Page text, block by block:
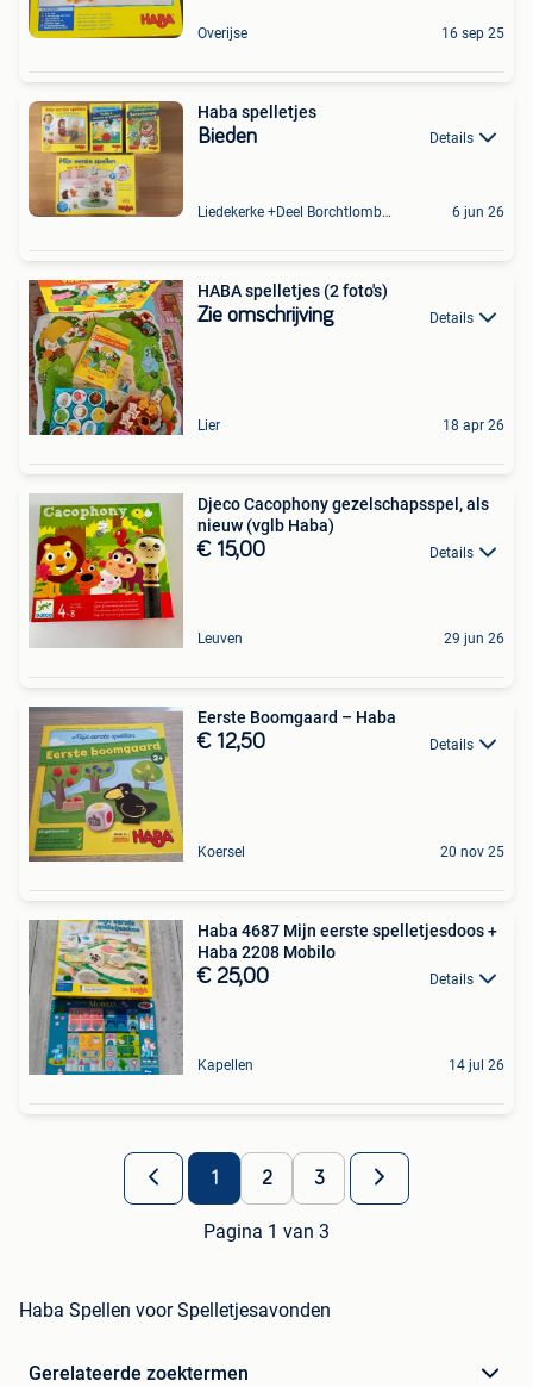
Overijse 16 sep 25
Haba spelletjes
Bieden Details
Liedekerke +Deel Borchtlombeek 6 jun 26
HABA spelletjes (2 foto's)
Zie omschrijving Details
Lier 18 apr 26
Djeco Cacophony gezelschapsspel, als
nieuw (vglb Haba)
€ 15,00 Details
Leuven 29 jun 26
Eerste Boomgaard – Haba
€ 12,50 Details
Koersel 20 nov 25
Haba 4687 Mijn eerste spelletjesdoos +
Haba 2208 Mobilo
€ 25,00 Details
Kapellen 14 jul 26
1 2 3
Pagina 1 van 3
Haba Spellen voor Spelletjesavonden
Gerelateerde zoektermen